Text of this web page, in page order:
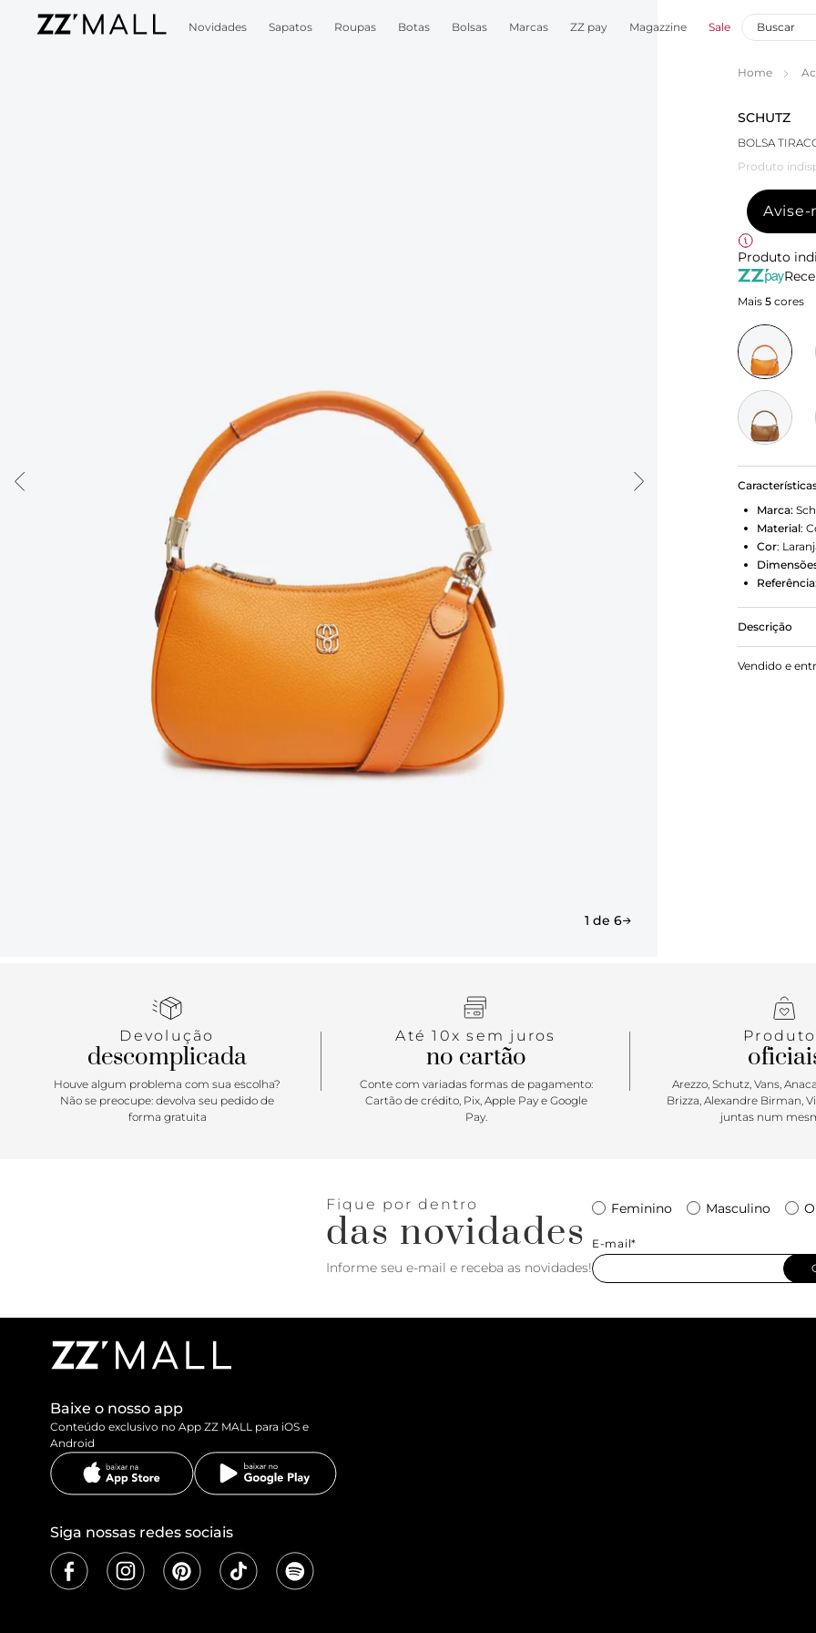
Novidades Sapatos Roupas Botas Bolsas Marcas ZZ pay Magazzine Sale
1 de 6
Home
SCHUTZ
BOLSA
Produto
Avise-
Produto
Mais 5 cores
Marca:
Material:
Cor:
Referência:
Descrição
Essa bolsa
família
Vendido e
Devolução
descomplicada
Houve algum problema com sua escolha?
Não se preocupe: devolva seu pedido de
forma gratuita
Até 10x sem juros
no cartão
Conte com variadas formas de pagamento:
Cartão de crédito, Pix, Apple Pay e Google
Pay.
Arezzo, Schutz, Vans,
Brizza, Alexandre Birman,
juntas num
Fique por dentro
das novidades
Informe seu e-mail e receba as novidades!
Feminino Masculino
E-mail*
Baixe o nosso app
Conteúdo exclusivo no App ZZ MALL para iOS e
Android
Siga nossas redes sociais